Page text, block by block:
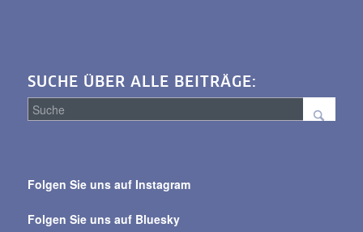
SUCHE ÜBER ALLE BEITRÄGE:
alle
Folgen Sie uns auf Instagram
Folgen Sie uns auf Bluesky